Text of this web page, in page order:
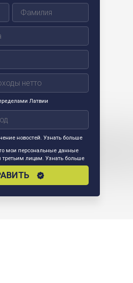
Латвии
новостей.Узнать больше
мои персональные данные
третьим лицам.Узнать больше